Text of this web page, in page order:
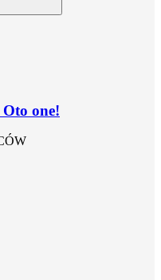
one!